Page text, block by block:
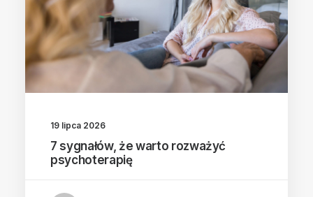
19 lipca 2026
7 sygnałów, że warto rozważyć
psychoterapię